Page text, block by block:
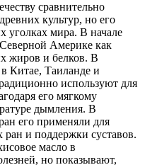
сравнительно
культур, но его
уголках мира. В начале
Америке как
жиров и белков. В
Китае, Таиланде и
используют для
его мягкому
дымления. В
его применяли для
и поддержки суставов.
масло в
но показывают,